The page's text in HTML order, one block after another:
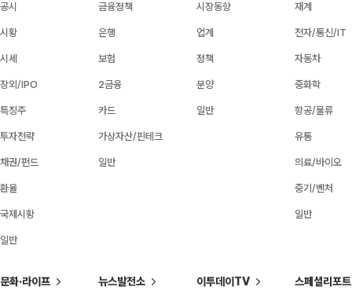
공시
시황
시세
장외/IPO
특징주
투자전략
채권/펀드
환율
국제시황
일반
금융정책
은행
보험
2금융
카드
가상자산/핀테크
일반
시장동향
업계
정책
분양
일반
재계
전자/통신/IT
자동차
중화학
항공/물류
유통
의료/바이오
중기/벤처
일반
문화·라이프 뉴스발전소 이투데이TV 스페셜리포트